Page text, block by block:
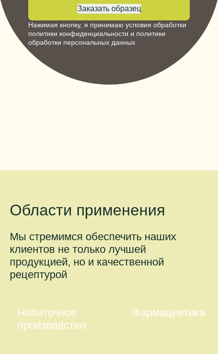
Заказать образец
Нажимая кнопку, я принимаю условия обработки
политики конфиденциальности и политики
обработки персональных данных
Области применения
Мы стремимся обеспечить наших
клиентов не только лучшей
продукцией, но и качественной
рецептурой
Напиточное
производство
Фармацевтика